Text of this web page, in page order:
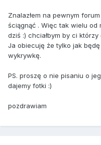
Znalazłem na pewnym
ściągnąć . Więc tak wielu od
dziś :) chciałbym by ci
Ja obiecuję że tylko jak
wykrywkę.
PS. proszę o nie pisaniu o
dajemy fotki :)
pozdrawiam